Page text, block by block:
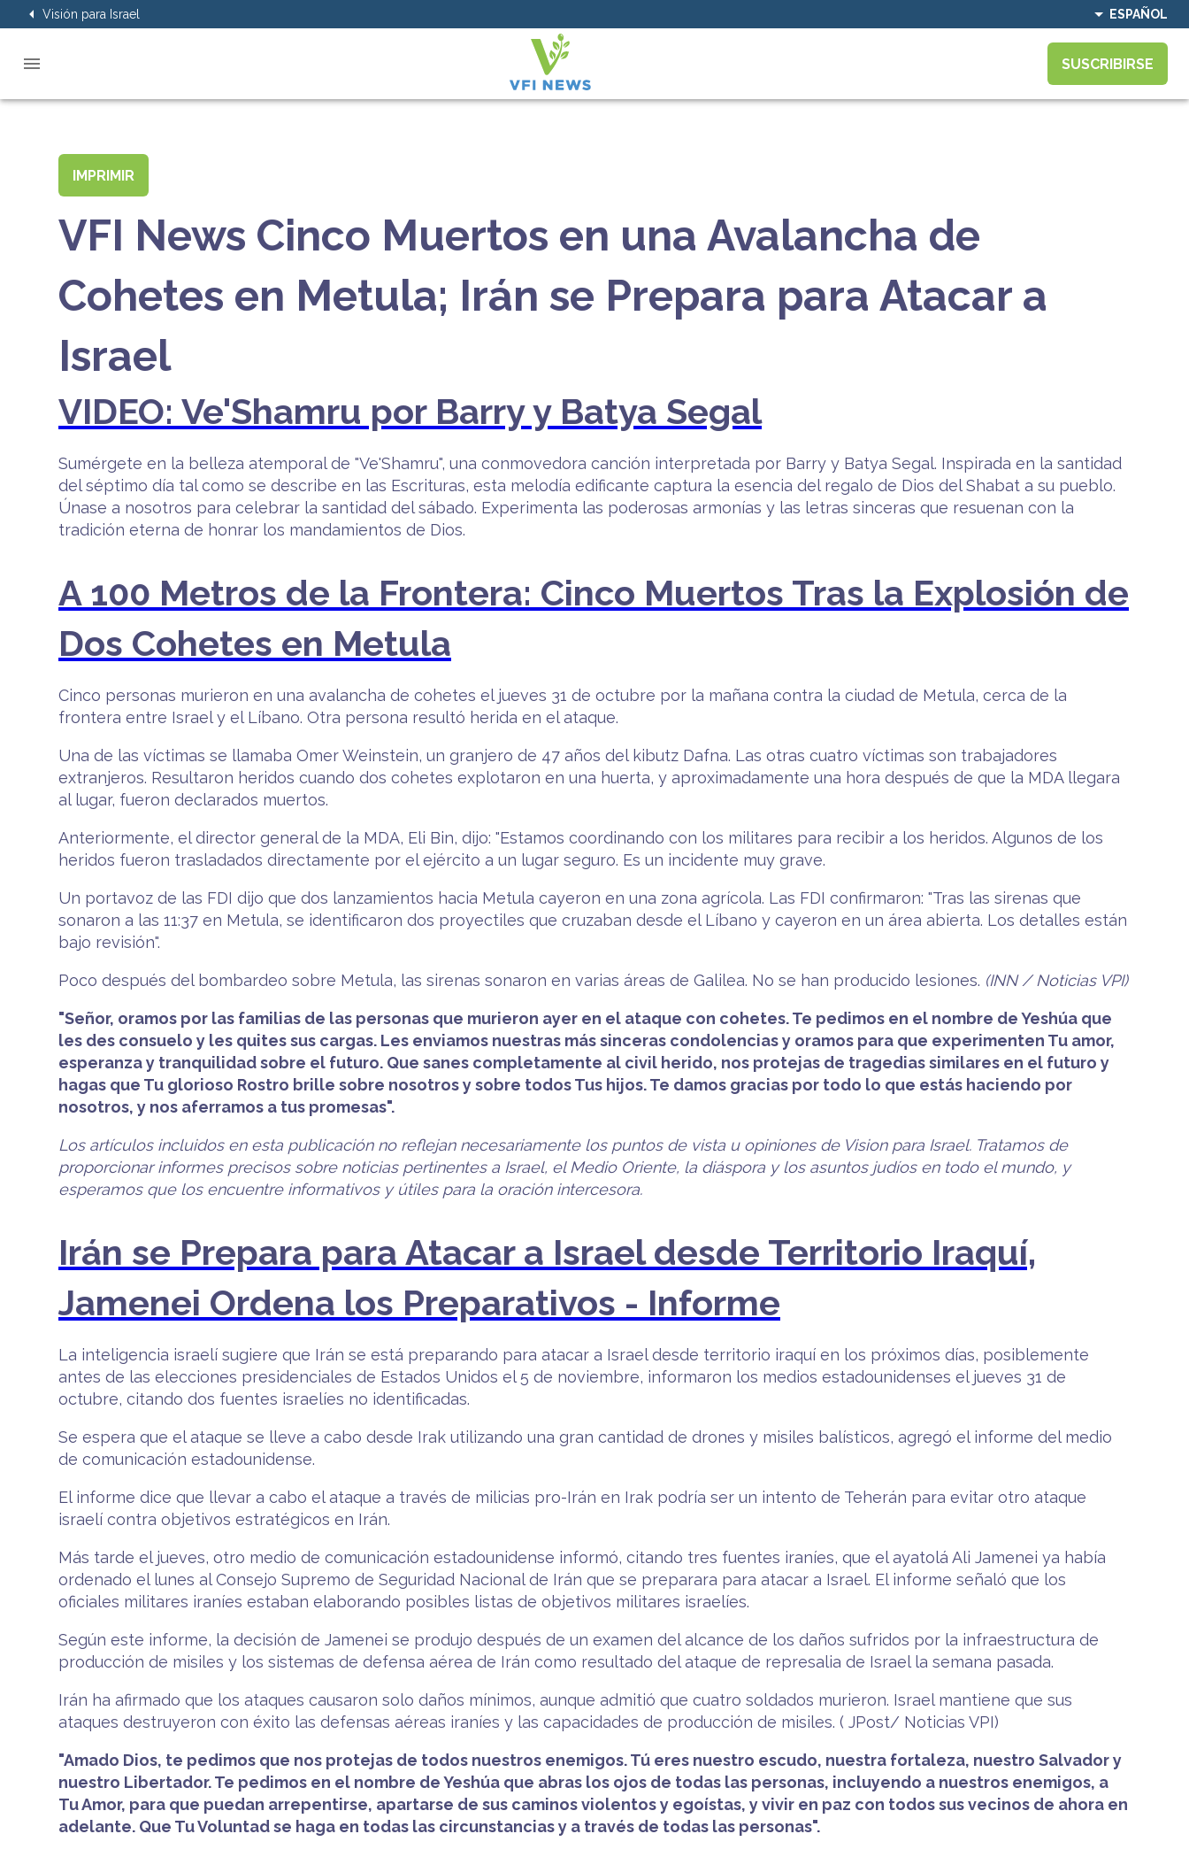
Visión para Israel ESPAÑOL
SUSCRIBIRSE
IMPRIMIR
VFI News Cinco Muertos en una Avalancha de
Cohetes en Metula; Irán se Prepara para Atacar a
Israel
VIDEO: Ve'Shamru por Barry y Batya Segal
Sumérgete en la belleza atemporal de "Ve'Shamru", una conmovedora canción interpretada por Barry y Batya Segal. Inspirada en la santidad
del séptimo día tal como se describe en las Escrituras, esta melodía edificante captura la esencia del regalo de Dios del Shabat a su pueblo.
Únase a nosotros para celebrar la santidad del sábado. Experimenta las poderosas armonías y las letras sinceras que resuenan con la
tradición eterna de honrar los mandamientos de Dios.
A 100 Metros de la Frontera: Cinco Muertos Tras la Explosión de
Dos Cohetes en Metula
Cinco personas murieron en una avalancha de cohetes el jueves 31 de octubre por la mañana contra la ciudad de Metula, cerca de la
frontera entre Israel y el Líbano. Otra persona resultó herida en el ataque.
Una de las víctimas se llamaba Omer Weinstein, un granjero de 47 años del kibutz Dafna. Las otras cuatro víctimas son trabajadores
extranjeros. Resultaron heridos cuando dos cohetes explotaron en una huerta, y aproximadamente una hora después de que la MDA llegara
al lugar, fueron declarados muertos.
Anteriormente, el director general de la MDA, Eli Bin, dijo: "Estamos coordinando con los militares para recibir a los heridos. Algunos de los
heridos fueron trasladados directamente por el ejército a un lugar seguro. Es un incidente muy grave.
Un portavoz de las FDI dijo que dos lanzamientos hacia Metula cayeron en una zona agrícola. Las FDI confirmaron: "Tras las sirenas que
sonaron a las 11:37 en Metula, se identificaron dos proyectiles que cruzaban desde el Líbano y cayeron en un área abierta. Los detalles están
bajo revisión".
Poco después del bombardeo sobre Metula, las sirenas sonaron en varias áreas de Galilea. No se han producido lesiones. (INN / Noticias VPI)
"Señor, oramos por las familias de las personas que murieron ayer en el ataque con cohetes. Te pedimos en el nombre de Yeshúa que
les des consuelo y les quites sus cargas. Les enviamos nuestras más sinceras condolencias y oramos para que experimenten Tu amor,
esperanza y tranquilidad sobre el futuro. Que sanes completamente al civil herido, nos protejas de tragedias similares en el futuro y
hagas que Tu glorioso Rostro brille sobre nosotros y sobre todos Tus hijos. Te damos gracias por todo lo que estás haciendo por
nosotros, y nos aferramos a tus promesas".
Los artículos incluidos en esta publicación no reflejan necesariamente los puntos de vista u opiniones de Vision para Israel. Tratamos de
proporcionar informes precisos sobre noticias pertinentes a Israel, el Medio Oriente, la diáspora y los asuntos judíos en todo el mundo, y
esperamos que los encuentre informativos y útiles para la oración intercesora.
Irán se Prepara para Atacar a Israel desde Territorio Iraquí,
Jamenei Ordena los Preparativos - Informe
La inteligencia israelí sugiere que Irán se está preparando para atacar a Israel desde territorio iraquí en los próximos días, posiblemente
antes de las elecciones presidenciales de Estados Unidos el 5 de noviembre, informaron los medios estadounidenses el jueves 31 de
octubre, citando dos fuentes israelíes no identificadas.
Se espera que el ataque se lleve a cabo desde Irak utilizando una gran cantidad de drones y misiles balísticos, agregó el informe del medio
de comunicación estadounidense.
El informe dice que llevar a cabo el ataque a través de milicias pro-Irán en Irak podría ser un intento de Teherán para evitar otro ataque
israelí contra objetivos estratégicos en Irán.
Más tarde el jueves, otro medio de comunicación estadounidense informó, citando tres fuentes iraníes, que el ayatolá Ali Jamenei ya había
ordenado el lunes al Consejo Supremo de Seguridad Nacional de Irán que se preparara para atacar a Israel. El informe señaló que los
oficiales militares iraníes estaban elaborando posibles listas de objetivos militares israelíes.
Según este informe, la decisión de Jamenei se produjo después de un examen del alcance de los daños sufridos por la infraestructura de
producción de misiles y los sistemas de defensa aérea de Irán como resultado del ataque de represalia de Israel la semana pasada.
Irán ha afirmado que los ataques causaron solo daños mínimos, aunque admitió que cuatro soldados murieron. Israel mantiene que sus
ataques destruyeron con éxito las defensas aéreas iraníes y las capacidades de producción de misiles. ( JPost/ Noticias VPI)
"Amado Dios, te pedimos que nos protejas de todos nuestros enemigos. Tú eres nuestro escudo, nuestra fortaleza, nuestro Salvador y
nuestro Libertador. Te pedimos en el nombre de Yeshúa que abras los ojos de todas las personas, incluyendo a nuestros enemigos, a
Tu Amor, para que puedan arrepentirse, apartarse de sus caminos violentos y egoístas, y vivir en paz con todos sus vecinos de ahora en
adelante. Que Tu Voluntad se haga en todas las circunstancias y a través de todas las personas".